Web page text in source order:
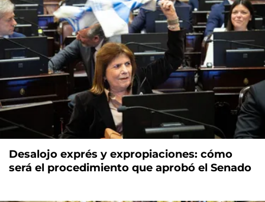
Desalojo exprés y expropiaciones: cómo
será el procedimiento que aprobó el Senado